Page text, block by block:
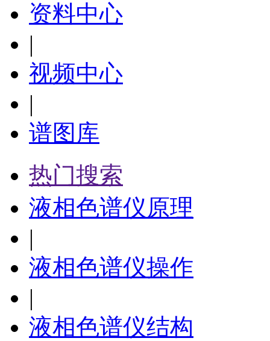
资料中心
|
视频中心
|
谱图库
热门搜索
液相色谱仪原理
|
液相色谱仪操作
|
液相色谱仪结构